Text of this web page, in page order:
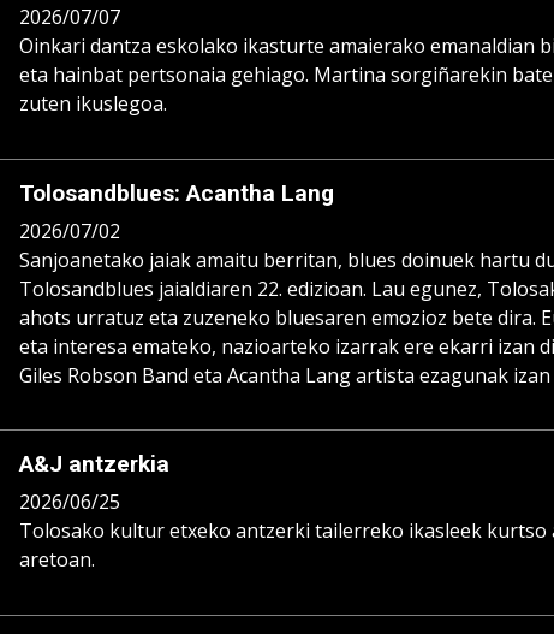
2026/07/07
Oinkari dantza eskolako ikasturte amaierako emanaldian
eta hainbat pertsonaia gehiago. Martina sorgiñarekin
zuten ikuslegoa.
Tolosandblues: Acantha Lang
2026/07/02
Sanjoanetako jaiak amaitu berritan, blues doinuek hartu
Tolosandblues jaialdiaren 22. edizioan. Lau egunez,
ahots urratuz eta zuzeneko bluesaren emozioz bete dira.
eta interesa emateko, nazioarteko izarrak ere ekarri izan
Giles Robson Band eta Acantha Lang artista ezagunak izan
A&J antzerkia
2026/06/25
Tolosako kultur etxeko antzerki tailerreko ikasleek kurtso
aretoan.